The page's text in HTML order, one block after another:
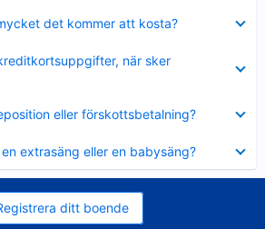
det kommer att kosta?
när sker
eller förskottsbetalning?
extrasäng eller en babysäng?
ditt boende